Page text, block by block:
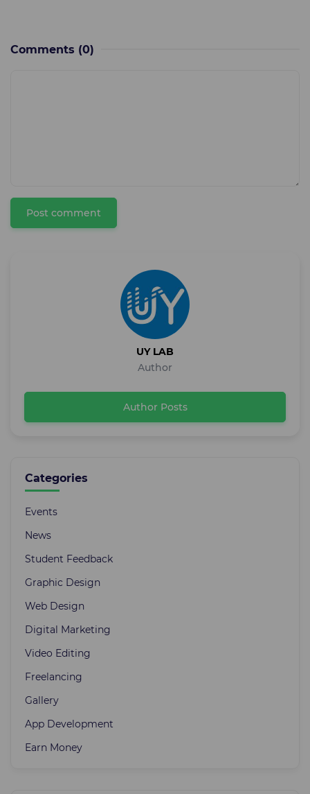
Comments (0)
Post comment
UY LAB
Author
Author Posts
Categories
Events
News
Student Feedback
Graphic Design
Web Design
Digital Marketing
Video Editing
Freelancing
Gallery
App Development
Earn Money